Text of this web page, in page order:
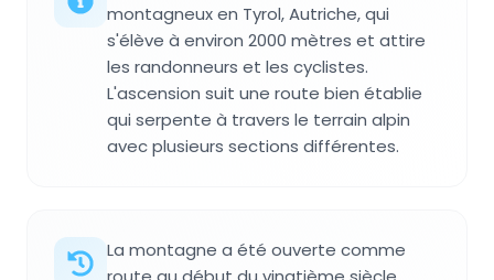
montagneux en Tyrol, Autriche, qui
s'élève à environ 2000 mètres et attire
les randonneurs et les cyclistes.
L'ascension suit une route bien établie
qui serpente à travers le terrain alpin
avec plusieurs sections différentes.
La montagne a été ouverte comme